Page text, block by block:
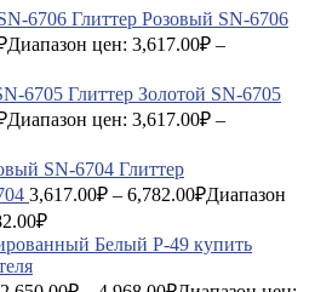
Глиттер Розовый SN-6706
Диапазон цен: 3,617.00₽ –
Глиттер Золотой SN-6705
Диапазон цен: 3,617.00₽ –
Глиттер
3,617.00₽ – 6,782.00₽Диапазон